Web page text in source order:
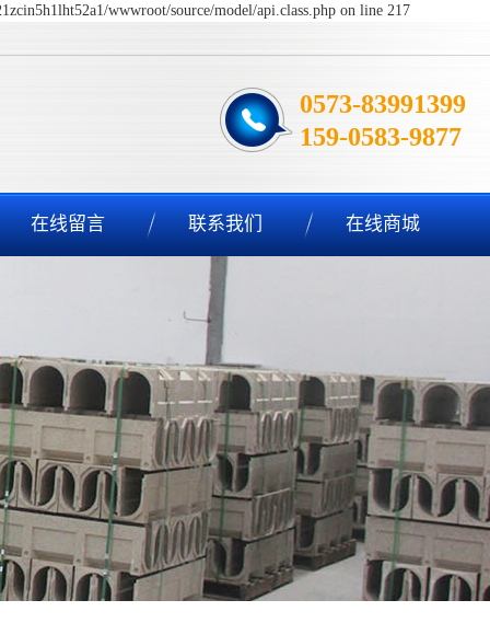
wwwroot/source/model/api.class.php on line 217
0573-83991399
159-0583-9877
在线留言 联系我们 在线商城